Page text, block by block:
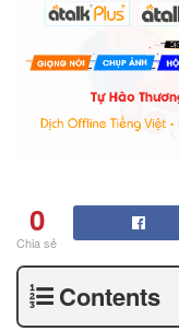
0
Chia sẻ
Contents